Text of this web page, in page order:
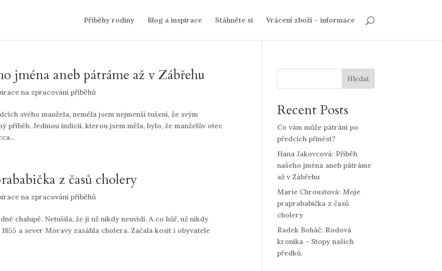
Příběhy rodiny Blog a inspirace Stáhněte si Vrácení zboží – informace
jména aneb pátráme až v Zábřehu
na zpracování příběhů
svého manžela, neměla jsem nejmenší tušení, že svým
příběh. Jedinou indicií, kterou jsem měla, bylo, že manželův otec
z časů cholery
na zpracování příběhů
chalupě. Netušila, že ji už nikdy neuvidí. A co hůř, už nikdy
a sever Moravy zasáhla cholera. Začala kosit i obyvatele
Hledat
Recent Posts
Co vám může pátrání po
předcích přinést?
Hana Jakovcová: Příběh
našeho jména aneb pátráme
až v Zábřehu
Marie Chroustová: Moje
praprababička z časů
cholery
Radek Boháč: Rodová
kronika – Stopy našich
předků.